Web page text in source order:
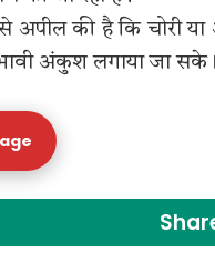
की है कि चोरी
अंकुश लगाया जा सके।